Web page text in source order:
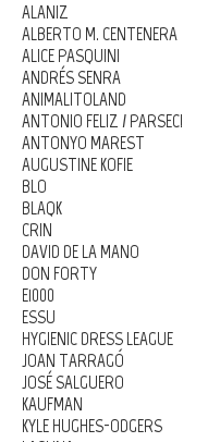
ALANIZ
ALBERTO M. CENTENERA
ALICE PASQUINI
ANDRÉS SENRA
ANIMALITOLAND
ANTONIO FELIZ / PARSEC!
ANTONYO MAREST
AUGUSTINE KOFIE
BLO
BLAQK
CRIN
DAVID DE LA MANO
DON FORTY
E1000
ESSU
HYGIENIC DRESS LEAGUE
JOAN TARRAGÓ
JOSÉ SALGUERO
KAUFMAN
KYLE HUGHES-ODGERS